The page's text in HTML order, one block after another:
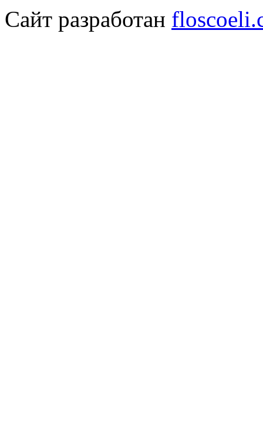
Сайт разработан